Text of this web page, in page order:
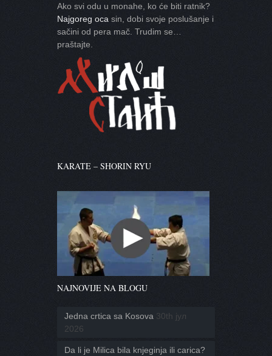
Ako svi odu u monahe, ko će biti ratnik?
Najgoreg oca sin, dobi svoje poslušanje i
sačini od pera mač. Trudim se…
praštajte.
KARATE – SHORIN RYU
NAJNOVIJE NA BLOGU
Jedna crtica sa Kosova 30th јул
2026
Da li je Milica bila knjeginja ili carica?